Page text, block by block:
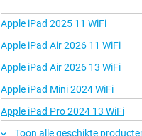
Apple iPad 2025 11 WiFi
Apple iPad Air 2026 11 WiFi
Apple iPad Air 2026 13 WiFi
Apple iPad Mini 2024 WiFi
Apple iPad Pro 2024 13 WiFi
Toon alle geschikte